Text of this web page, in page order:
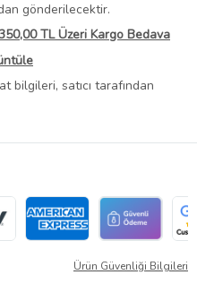
gönderilecektir.
TL Üzeri Kargo Bedava
bilgileri, satıcı tarafından
Ürün Güvenliği Bilgileri